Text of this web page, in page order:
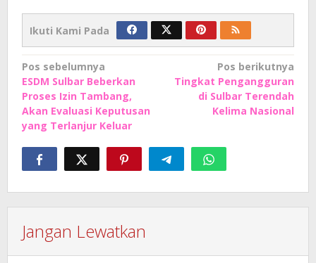
Ikuti Kami Pada
Navigasi
pos
Pos sebelumnya
ESDM Sulbar Beberkan
Proses Izin Tambang,
Akan Evaluasi Keputusan
yang Terlanjur Keluar
Pos berikutnya
Tingkat Pengangguran
di Sulbar Terendah
Kelima Nasional
Jangan Lewatkan